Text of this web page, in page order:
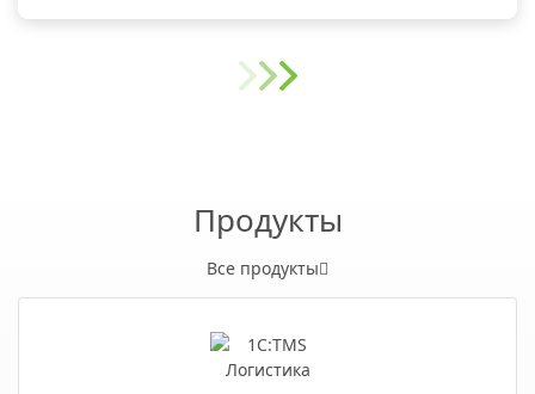
Продукты
Все продукты